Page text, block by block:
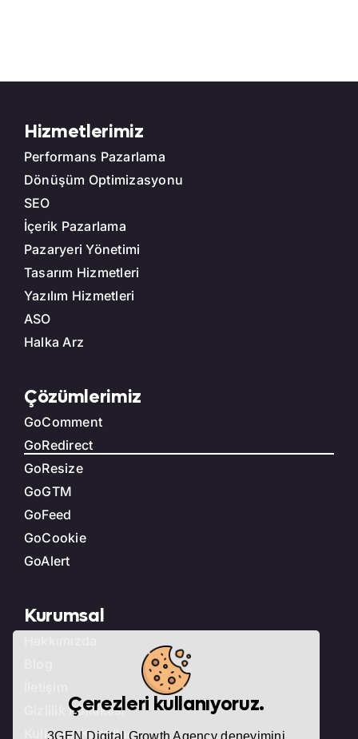
Çerezleri kullanıyoruz.
Hizmetlerimiz
Performans Pazarlama
Dönüşüm Optimizasyonu
SEO
İçerik Pazarlama
Pazaryeri Yönetimi
Tasarım Hizmetleri
Yazılım Hizmetleri
ASO
Halka Arz
Çözümlerimiz
GoComment
GoRedirect
GoResize
GoGTM
GoFeed
GoCookie
GoAlert
Kurumsal
Gizlilik Politikası
Kullanım Koşulları